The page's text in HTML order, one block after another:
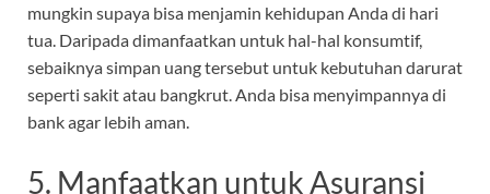
mungkin supaya bisa menjamin kehidupan Anda di hari
tua. Daripada dimanfaatkan untuk hal-hal konsumtif,
sebaiknya simpan uang tersebut untuk kebutuhan darurat
seperti sakit atau bangkrut. Anda bisa menyimpannya di
bank agar lebih aman.
5. Manfaatkan untuk Asuransi